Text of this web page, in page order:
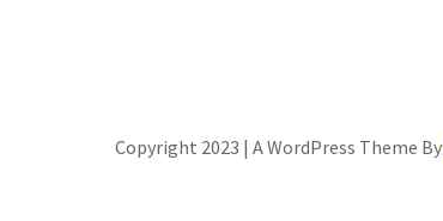
Copyright 2023 | A WordPress Theme By